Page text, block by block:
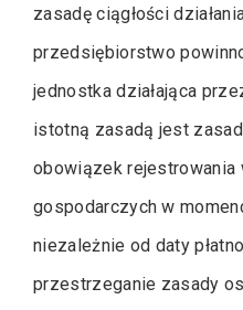
zasadę ciągłości
przedsiębiorstwo
jednostka działająca
istotną zasadą jest
obowiązek
gospodarczych w
niezależnie od daty
przestrzeganie zasady